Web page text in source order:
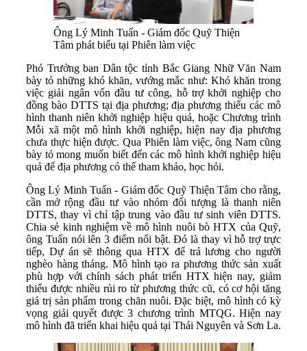
Ông Lý Minh Tuấn - Giám đốc Quỹ Thiện
Tâm phát biểu tại Phiên làm việc
Phó Trưởng ban Dân tộc tỉnh Bắc Giang Nhữ Văn Nam
bày tỏ những khó khăn, vướng mắc như: Khó khăn trong
việc giải ngân vốn đầu tư công, hỗ trợ khởi nghiệp cho
đồng bào DTTS tại địa phương; địa phương thiếu các mô
hình thanh niên khởi nghiệp hiệu quả, hoặc Chương trình
Mỗi xã một mô hình khởi nghiệp, hiện nay địa phương
chưa thực hiện được. Qua Phiên làm việc, ông Nam cũng
bày tỏ mong muốn biết đến các mô hình khởi nghiệp hiệu
quả để địa phương có thể tham khảo, học hỏi.
Ông Lý Minh Tuấn - Giám đốc Quỹ Thiện Tâm cho rằng,
cần mở rộng đầu tư vào nhóm đối tượng là thanh niên
DTTS, thay vì chỉ tập trung vào đầu tư sinh viên DTTS.
Chia sẻ kinh nghiệm về mô hình nuôi bò HTX của Quỹ,
ông Tuấn nói lên 3 điểm nổi bật. Đó là thay vì hỗ trợ trực
tiếp, Dự án sẽ thông qua HTX để trả lương cho người
nghèo hàng tháng. Mô hình tạo ra phương thức sản xuất
phù hợp với chính sách phát triển HTX hiện nay, giảm
thiểu được nhiều rủi ro từ phương thức cũ, có cơ hội tăng
giá trị sản phẩm trong chăn nuôi. Đặc biệt, mô hình có kỳ
vọng giải quyết được 3 chương trình MTQG. Hiện nay
mô hình đã triển khai hiệu quả tại Thái Nguyên và Sơn La.